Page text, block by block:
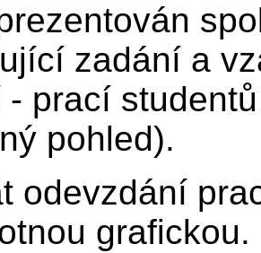
zadání a
- prací
pohled).
odevzdání
grafickou.